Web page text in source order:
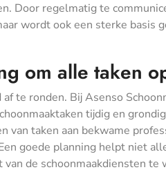
Door regelmatig te
wordt ook een sterke basis
om alle taken
te ronden. Bij Asenso
tijdig en
taken aan bekwame
goede planning helpt niet
de schoonmaakdiensten te